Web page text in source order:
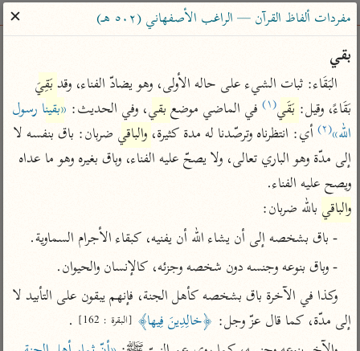
ساهم معنا في نشر القرآن والعلم الشرعي
بحث تفسير علوم مصاحف معاجم
Type 2 or more characters for results.
Type 1 or more
characters for results.
أمّهات
تفسير الطبري
تفسير ابن كثير
تفسير القرطبي
تفسير البغوي
فتح البيان للقنوجي
فتح القدير للشوكاني
تفسير ابن جزي
موسوعات
الميسر
المختصر في
التفسير
تفسير السعدي
أيسر التفاسير
مفردات ألفاظ القرآن — الراغب الأصفهاني (٥٠٢ هـ)
✕
بقي
البَقَاء: ثبات الشيء على حاله الأولى، وهو يضادّ الفناء، وقد بَقِيَ
بَقَاءً، وقيل: بَقَي(١) في الماضي موضع بقي، وفي الحديث: «بقينا
الله»(٢) أي: انتظرناه وترصّدنا له مدة كثيرة، والباقي
ويصح عليه الفناء.
والباقي بالله ضربان:
- باق بشخصه إلى أن يشاء الله أن يفنيه، كبقاء الأجرام السماوية.
- وباق بنوعه وجنسه دون شخصه وجزئه، كالإنسان والحيوان.
إلى مدّة، كما قال عزّ وجل: ﴿خالِدِينَ فِيها﴾ [البقرة : 162]
.